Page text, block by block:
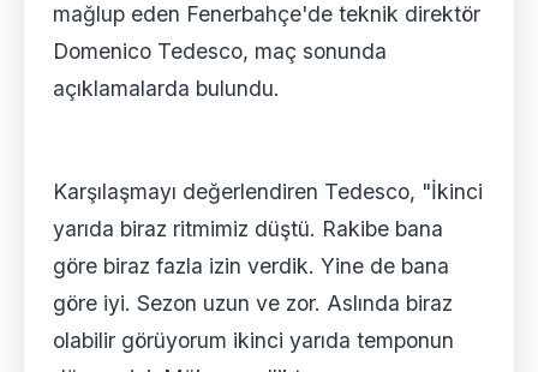
mağlup eden Fenerbahçe'de teknik direktör
Domenico Tedesco, maç sonunda
açıklamalarda bulundu.
Karşılaşmayı değerlendiren Tedesco, "İkinci
yarıda biraz ritmimiz düştü. Rakibe bana
göre biraz fazla izin verdik. Yine de bana
göre iyi. Sezon uzun ve zor. Aslında biraz
olabilir görüyorum ikinci yarıda temponun